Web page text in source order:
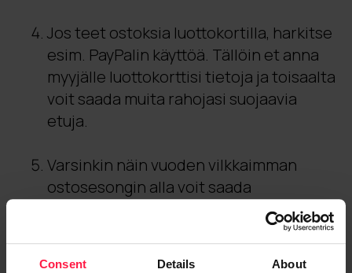
Consent Details About
Jos teet ostoksia luottokortilla, harkitse
esim. PayPalin käyttöä. Tällöin et anna
myyjälle luottokorttisi tietoja ja toisaalta
voit saada muita rahojasi suojaavia
etuja.
Varsinkin näin vuoden vilkkaimman
ostosesongin alla voit saada
tuotetarjouksia suoraan puhelimeesi
kera linkin, josta tuotteen voi ostaa. Ole